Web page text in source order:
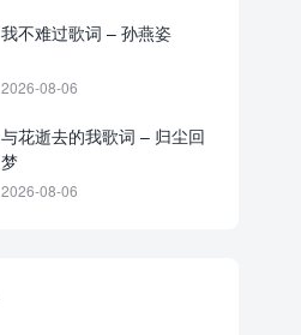
我不难过歌词 – 孙燕姿
2026-08-06
与花逝去的我歌词 – 归尘回
梦
2026-08-06